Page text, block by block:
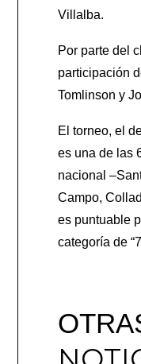
Villalba.
Por parte del
participación
Tomlinson y
El torneo, el
es una de las
nacional
Campo,
es puntuable
categoría de